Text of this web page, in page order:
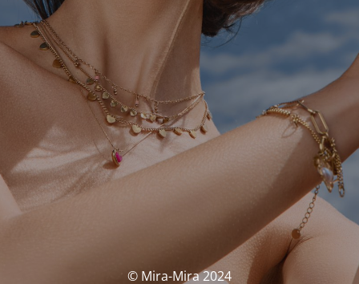
© Mira-Mira 2024